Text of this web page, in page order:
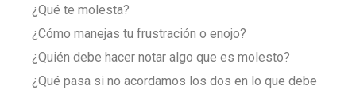
¿Qué te molesta?
¿Cómo manejas tu frustración o enojo?
¿Quién debe hacer notar algo que es molesto?
¿Qué pasa si no acordamos los dos en lo que debe